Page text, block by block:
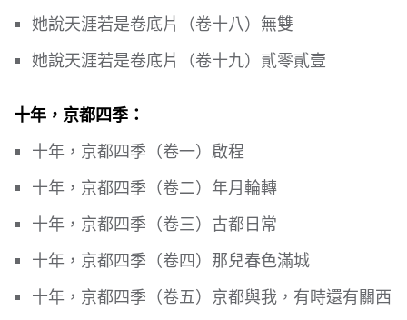
她說天涯若是卷底片（卷十八）無雙
她說天涯若是卷底片（卷十九）貳零貳壹
十年，京都四季：
十年，京都四季（卷一）啟程
十年，京都四季（卷二）年月輪轉
十年，京都四季（卷三）古都日常
十年，京都四季（卷四）那兒春色滿城
十年，京都四季（卷五）京都與我，有時還有關西